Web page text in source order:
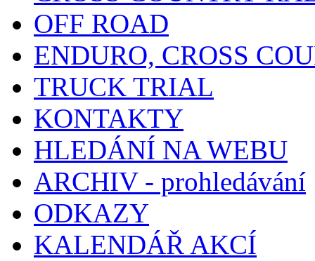
OFF ROAD
ENDURO, CROSS
TRUCK TRIAL
KONTAKTY
HLEDÁNÍ NA WEBU
ARCHIV - prohledávání
ODKAZY
KALENDÁŘ AKCÍ